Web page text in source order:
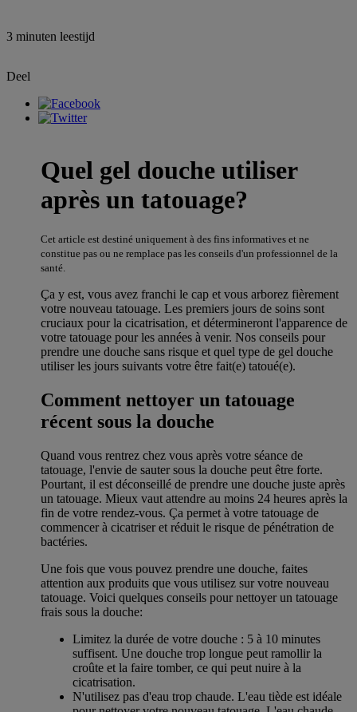
3 minuten leestijd
Deel
Quel gel douche utiliser
après un tatouage?
Cet article est destiné uniquement à des fins informatives et ne
constitue pas ou ne remplace pas les conseils d'un professionnel de la
santé.
Ça y est, vous avez franchi le cap et vous arborez fièrement
votre nouveau tatouage. Les premiers jours de soins sont
cruciaux pour la cicatrisation, et détermineront l'apparence de
votre tatouage pour les années à venir. Nos conseils pour
prendre une douche sans risque et quel type de gel douche
utiliser les jours suivants votre être fait(e) tatoué(e).
Comment nettoyer un tatouage
récent sous la douche
Quand vous rentrez chez vous après votre séance de
tatouage, l'envie de sauter sous la douche peut être forte.
Pourtant, il est déconseillé de prendre une douche juste après
un tatouage. Mieux vaut attendre au moins 24 heures après la
fin de votre rendez-vous. Ça permet à votre tatouage de
commencer à cicatriser et réduit le risque de pénétration de
bactéries.
Une fois que vous pouvez prendre une douche, faites
attention aux produits que vous utilisez sur votre nouveau
tatouage. Voici quelques conseils pour nettoyer un tatouage
frais sous la douche:
Limitez la durée de votre douche : 5 à 10 minutes
suffisent. Une douche trop longue peut ramollir la
croûte et la faire tomber, ce qui peut nuire à la
cicatrisation.
N'utilisez pas d'eau trop chaude. L'eau tiède est idéale